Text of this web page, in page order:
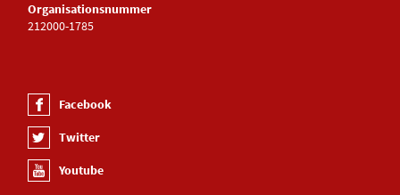
Organisationsnummer
212000-1785
Facebook
Twitter
Youtube